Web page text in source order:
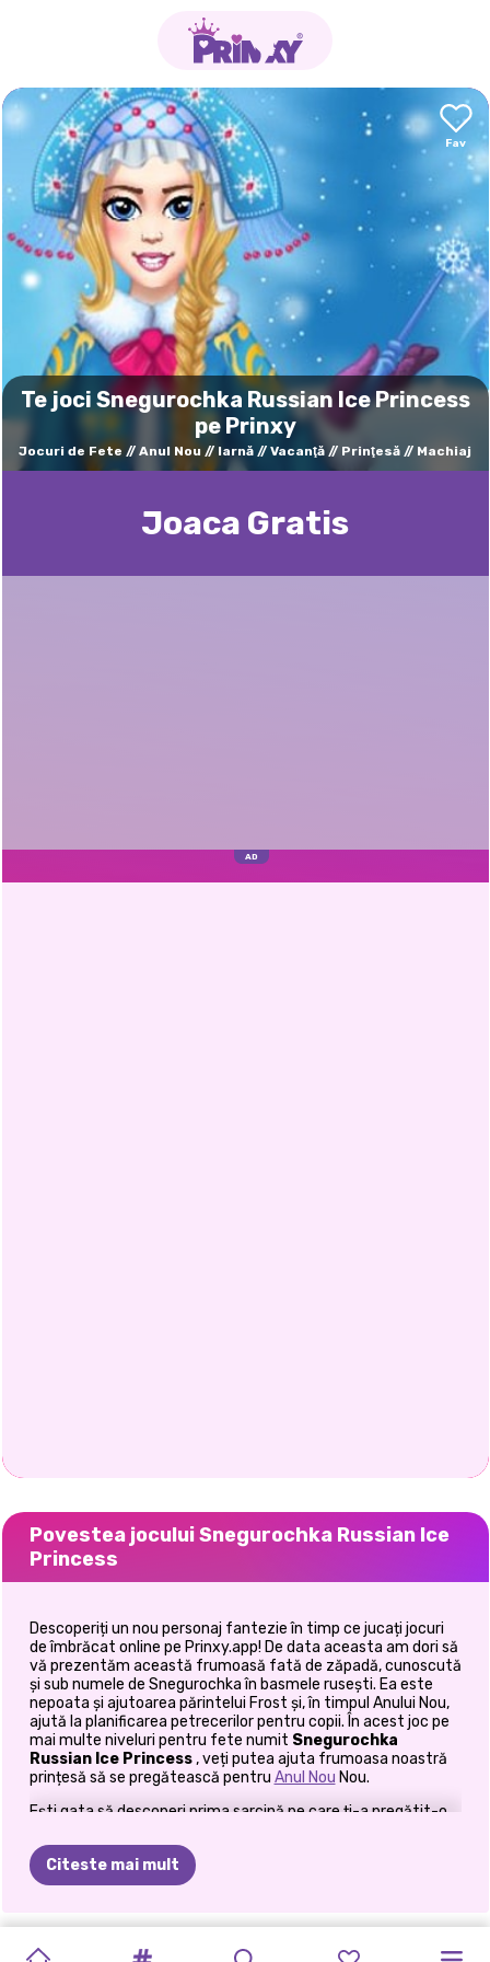
Te joci Snegurochka Russian Ice Princess
pe Prinxy
Jocuri de Fete Anul Nou Iarnă Vacanţă Prinţesă Machiaj
Joaca Gratis
Povestea jocului Snegurochka Russian Ice
Princess
Descoperiți un nou personaj fantezie în timp ce jucați jocuri
de îmbrăcat online pe Prinxy.app! De data aceasta am dori să
vă prezentăm această frumoasă fată de zăpadă, cunoscută
și sub numele de Snegurochka în basmele rusești. Ea este
nepoata și ajutoarea părintelui Frost și, în timpul Anului Nou,
ajută la planificarea petrecerilor pentru copii. În acest joc pe
mai multe niveluri pentru fete numit Snegurochka
Russian Ice Princess, veți putea ajuta frumoasa noastră
prințesă să se pregătească pentru Anul Nou Nou.
Ești gata să descoperi prima sarcină pe care ți-a pregătit-o
fetele îl veți iubi. Snegurochka noastră locuiește într-o
căsuță superbă lângă pădure, iar fereastra ei de living
încadrează perfect peisajul de iarnă de afară. Priveliștea
ceva căldură și confort în camera ei de zi! Din fericire, aveți la
Citeste mai mult
CONCERTUL
SNEGUROCHKA SNEGUROCHKA
„ANUL SURORILE „ANUL